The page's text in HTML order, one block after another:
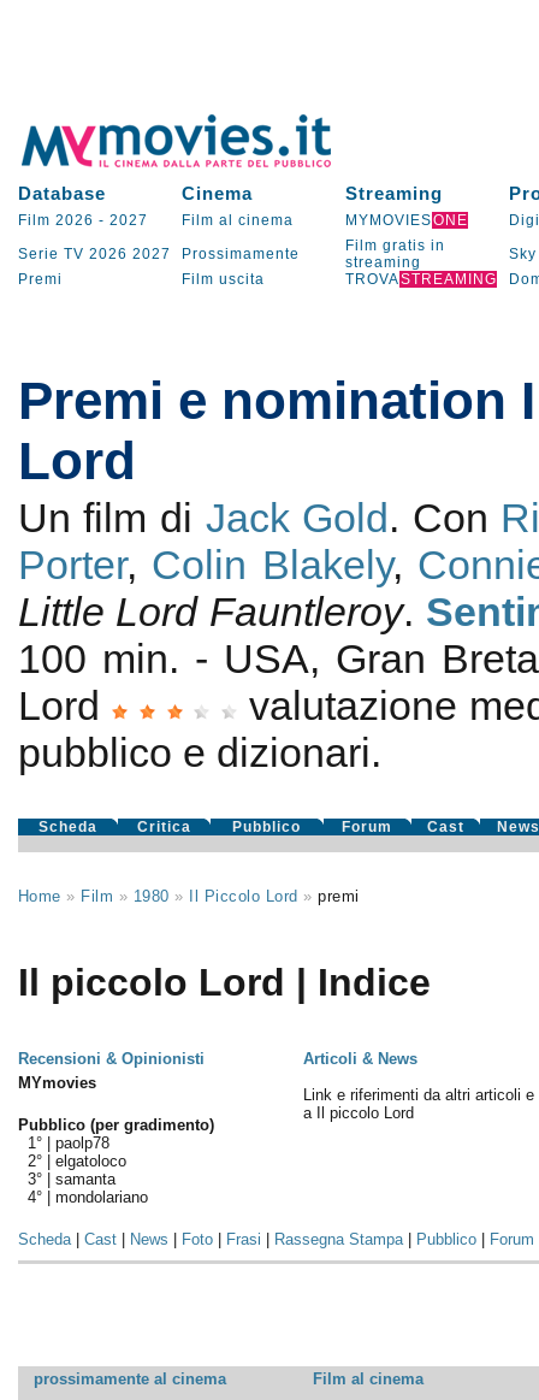
Database Cinema Streaming
Film 2026 - 2027 Film al cinema MYMOVIESONE
Serie TV 2026 2027 Prossimamente
Film gratis in
streaming
Sky
Premi
Film uscita TROVASTREAMING
Premi e nomination
Lord
Un film di Jack Gold. Con
Porter, Colin Blakely,
Little Lord Fauntleroy.
100 min. - USA, Gran
Lord
valutazione
pubblico e dizionari.
Scheda Critica Pubblico Forum Cast
Home » Film » 1980 » Il Piccolo Lord »premi
Il piccolo Lord | Indice
Recensioni & Opinionisti
Articoli & News
MYmovies
Pubblico (per gradimento)
1° | paolp78
2° | elgatoloco
3° | samanta
4° | mondolariano
Link e riferimenti da altri articoli e
a Il piccolo Lord
Scheda| Cast| News Foto| Frasi Rassegna Stampa| Pubblico| Forum
prossimamente al cinema
Film al cinema